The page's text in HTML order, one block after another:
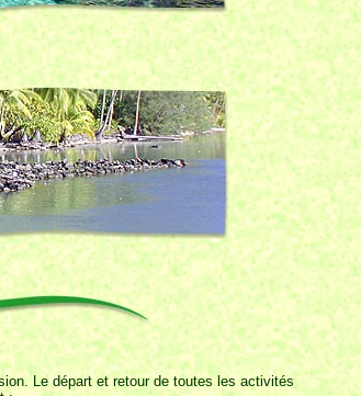
Le départ et retour de toutes les activités